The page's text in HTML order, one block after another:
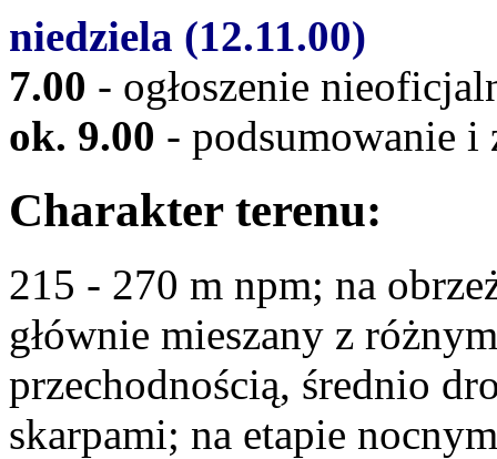
niedziela (12.11.00)
7.00 - ogłoszenie
ok. 9.00 - podsumowanie i
Charakter terenu:
215 - 270 m npm; na
głównie mieszany z
przechodnością, średnio
skarpami; na etapie